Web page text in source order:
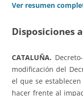
Ver resumen
Disposiciones
CATALUÑA.
modificación del
el que se
hacer frente al